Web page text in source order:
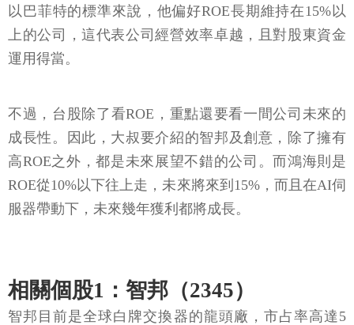
以巴菲特的標準來說，他偏好ROE長期維持在15%以
上的公司，這代表公司經營效率卓越，且對股東資金
運用得當。
不過，台股除了看ROE，重點還要看一間公司未來的
成長性。因此，大叔要介紹的智邦及創意，除了擁有
高ROE之外，都是未來展望不錯的公司。而鴻海則是
ROE從10%以下往上走，未來將來到15%，而且在AI伺
服器帶動下，未來幾年獲利都將成長。
相關個股1：智邦（2345）
智邦目前是全球白牌交換器的龍頭廠，市占率高達5